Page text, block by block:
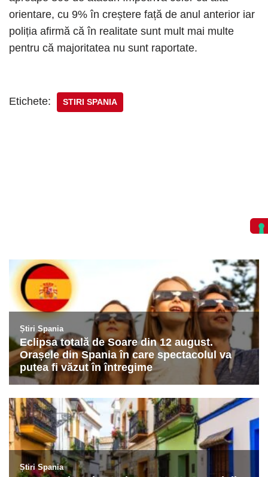
orientare, cu 9% în creștere față de anul anterior iar
poliția afirmă că în realitate sunt mult mai multe
pentru că majoritatea nu sunt raportate.
Etichete: STIRI SPANIA